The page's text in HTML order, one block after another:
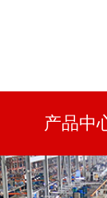
产品中
解决方